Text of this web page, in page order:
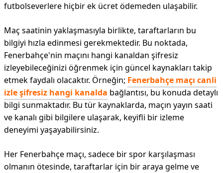
futbolseverlere hiçbir ek ücret ödemeden ulaşabilir.
Maç saatinin yaklaşmasıyla birlikte, taraftarların bu
bilgiyi hızla edinmesi gerekmektedir. Bu noktada,
Fenerbahçe'nin maçını hangi kanaldan şifresiz
izleyebileceğinizi öğrenmek için güncel kaynakları takip
etmek faydalı olacaktır. Örneğin; Fenerbahçe maçı canli
izle şifresiz hangi kanalda bağlantısı, bu konuda detaylı
bilgi sunmaktadır. Bu tür kaynaklarda, maçın yayın saati
ve kanalı gibi bilgilere ulaşarak, keyifli bir izleme
deneyimi yaşayabilirsiniz.
Her Fenerbahçe maçı, sadece bir spor karşılaşması
olmanın ötesinde, taraftarlar için bir araya gelme ve